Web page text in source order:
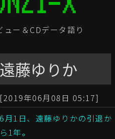
ー＆CDデータ語り
藤ゆりか
[2019年06月08日 05:17]
6月1日、遠藤ゆりかの引退か
ら1年。